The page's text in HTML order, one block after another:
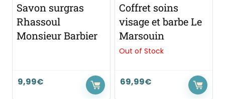
Savon surgras
Rhassoul
Monsieur Barbier
9,99€
Coffret soins
visage et barbe Le
Marsouin
Out of Stock
69,99€